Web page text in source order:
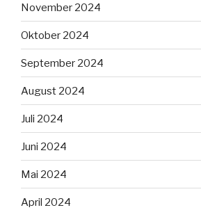
November 2024
Oktober 2024
September 2024
August 2024
Juli 2024
Juni 2024
Mai 2024
April 2024